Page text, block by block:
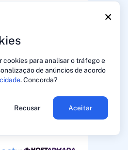
×
cookies para analisar o tráfego e
de anúncios de acordo
. Concorda?
Recusar Aceitar
vs
vs